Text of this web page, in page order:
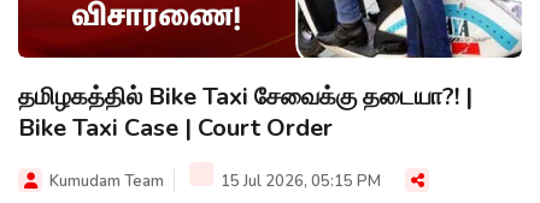
தமிழகத்தில் Bike Taxi சேவைக்கு தடையா?! |
Bike Taxi Case | Court Order
Kumudam Team 15 Jul 2026, 05:15 PM